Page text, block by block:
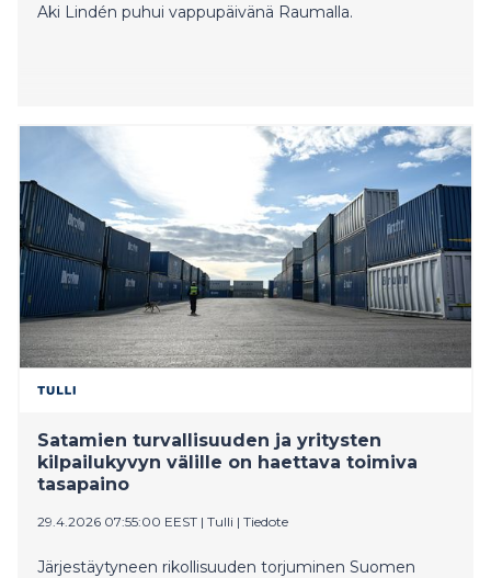
Aki Lindén puhui vappupäivänä Raumalla.
Satamien turvallisuuden ja yritysten
kilpailukyvyn välille on haettava toimiva
tasapaino
29.4.2026 07:55:00 EEST | Tulli | Tiedote
Järjestäytyneen rikollisuuden torjuminen Suomen